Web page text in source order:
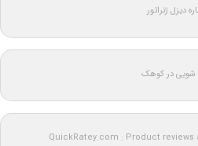
دیزل ژنراتور
شویی در کوهک
QuickRatey.com : Product